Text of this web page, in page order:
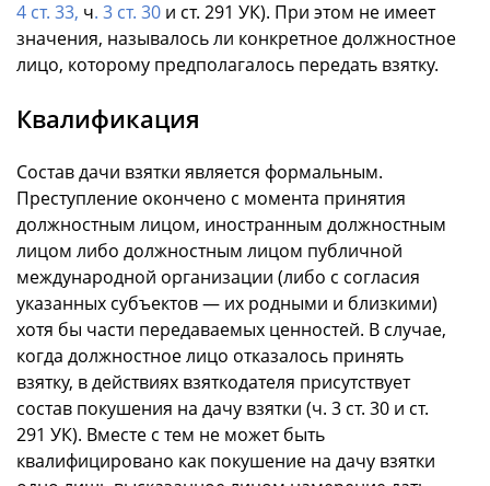
4 ст. 33, ч. 3 ст. 30 и ст. 291 УК). При этом не имеет
значения, называлось ли конкретное должностное
лицо, которому предполагалось передать взятку.
Квалификация
Состав дачи взятки является формальным.
Преступление окончено с момента принятия
должностным лицом, иностранным должностным
лицом либо должностным лицом публичной
международной организации (либо с согласия
указанных субъектов — их родными и близкими)
хотя бы части передаваемых ценностей. В случае,
когда должностное лицо отказалось принять
взятку, в действиях взяткодателя присутствует
состав покушения на дачу взятки (ч. 3 ст. 30 и ст.
291 УК). Вместе с тем не может быть
квалифицировано как покушение на дачу взятки